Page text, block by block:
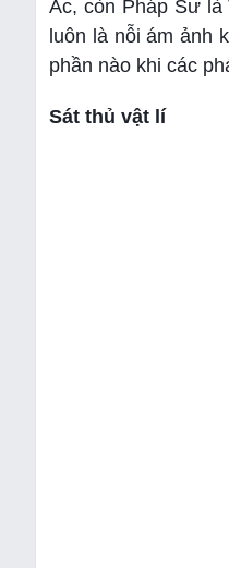
Ác, còn Pháp Sư
luôn là nỗi ám ảnh
phần nào khi các
Sát thủ vật lí